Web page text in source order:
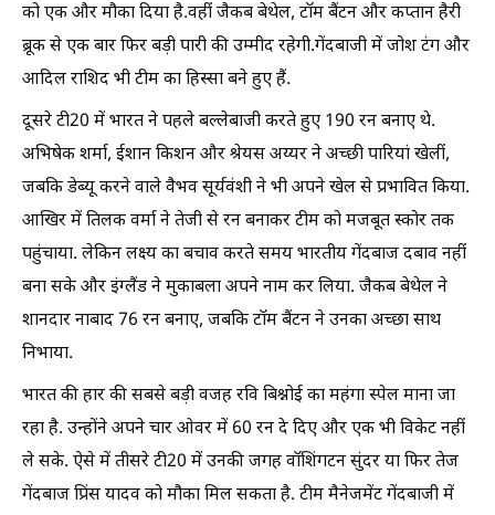
को एक और मौका दिया है.वहीं जैकब बेथेल, टॉम बैंटन और कप्तान हैरी
ब्रूक से एक बार फिर बड़ी पारी की उम्मीद रहेगी.गेंदबाजी में जोश टंग और
आदिल राशिद भी टीम का हिस्सा बने हुए हैं.
दूसरे टी20 में भारत ने पहले बल्लेबाजी करते हुए 190 रन बनाए थे.
अभिषेक शर्मा, ईशान किशन और श्रेयस अय्यर ने अच्छी पारियां खेलीं,
जबकि डेब्यू करने वाले वैभव सूर्यवंशी ने भी अपने खेल से प्रभावित किया.
आखिर में तिलक वर्मा ने तेजी से रन बनाकर टीम को मजबूत स्कोर तक
पहुंचाया. लेकिन लक्ष्य का बचाव करते समय भारतीय गेंदबाज दबाव नहीं
बना सके और इंग्लैंड ने मुकाबला अपने नाम कर लिया. जैकब बेथेल ने
शानदार नाबाद 76 रन बनाए, जबकि टॉम बैंटन ने उनका अच्छा साथ
निभाया.
भारत की हार की सबसे बड़ी वजह रवि बिश्नोई का महंगा स्पेल माना जा
रहा है. उन्होंने अपने चार ओवर में 60 रन दे दिए और एक भी विकेट नहीं
ले सके. ऐसे में तीसरे टी20 में उनकी जगह वॉशिंगटन सुंदर या फिर तेज
गेंदबाज प्रिंस यादव को मौका मिल सकता है. टीम मैनेजमेंट गेंदबाजी में